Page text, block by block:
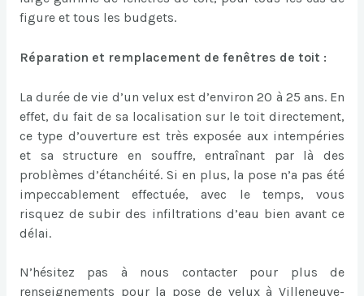
figure et tous les budgets.
Réparation et remplacement de fenêtres de toit :
La durée de vie d’un velux est d’environ 20 à 25 ans. En
effet, du fait de sa localisation sur le toit directement,
ce type d’ouverture est très exposée aux intempéries
et sa structure en souffre, entraînant par là des
problèmes d’étanchéité. Si en plus, la pose n’a pas été
impeccablement effectuée, avec le temps, vous
risquez de subir des infiltrations d’eau bien avant ce
délai.
N’hésitez pas à nous contacter pour plus de
renseignements pour la pose de velux à Villeneuve-